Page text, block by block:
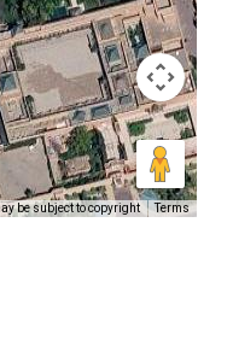
be subject to copyright Terms